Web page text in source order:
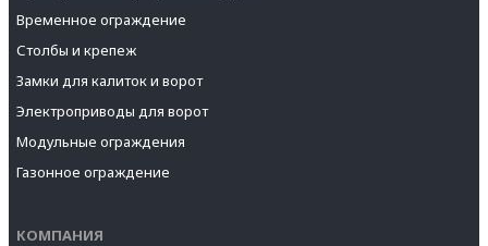
Временное ограждение
Столбы и крепеж
Замки для калиток и ворот
Электроприводы для ворот
Модульные ограждения
Газонное ограждение
КОМПАНИЯ